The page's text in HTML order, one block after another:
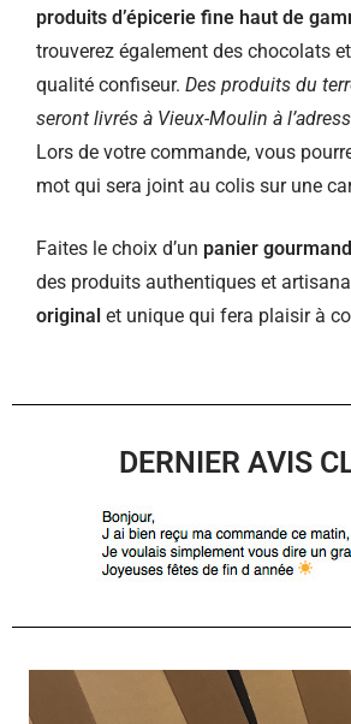
produits d’épicerie fine haut de
trouverez également des chocolats
qualité confiseur. Des produits du
seront livrés à Vieux-Moulin à
Lors de votre commande, vous
mot qui sera joint au colis sur une
Faites le choix d’un panier gourmand
des produits authentiques et
original et unique qui fera plaisir à
DERNIER AVIS